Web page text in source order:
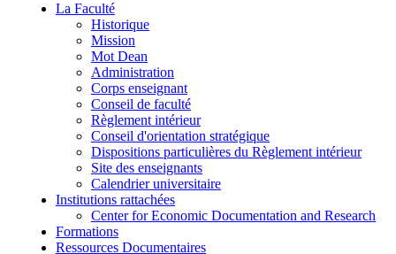
La Faculté
Historique
Mission
Mot Dean
Administration
Corps enseignant
Conseil de faculté
Règlement intérieur
Conseil d'orientation stratégique
Dispositions particulières du Règlement intérieur
Site des enseignants
Calendrier universitaire
Institutions rattachées
Center for Economic Documentation and Research
Formations
Ressources Documentaires